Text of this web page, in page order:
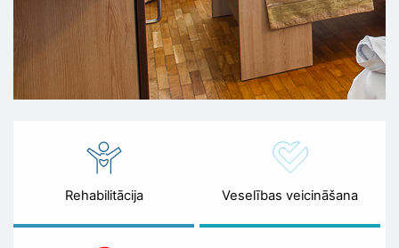
Rehabilitācija Veselības veicināšana